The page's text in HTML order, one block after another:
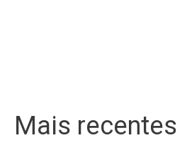
Mais recentes